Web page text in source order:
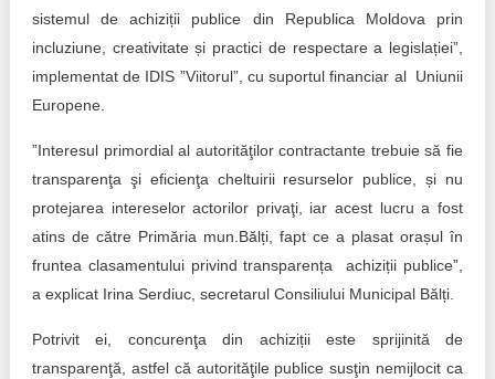
Moldova
Democrația, independența și transparența instituțiilor
Achiziții publice
Achizițiile publice în vizorul societății civile
sistemul de achiziții publice din Republica Moldova prin
incluziune, creativitate și practici de respectare a legislației”,
implementat de IDIS ”Viitorul”, cu suportul financiar al Uniunii
Europene.
”Interesul primordial al autorităţilor contractante trebuie să fie
transparenţa şi eficienţa cheltuirii resurselor publice, și nu
protejarea intereselor actorilor privaţi, iar acest lucru a fost
atins de către Primăria mun.Bălți, fapt ce a plasat orașul în
fruntea clasamentului privind transparența achiziții publice”,
a explicat Irina Serdiuc, secretarul Consiliului Municipal Bălți.
Potrivit ei, concurenţa din achiziții este sprijinită de
transparenţă, astfel că autorităţile publice susţin nemijlocit ca